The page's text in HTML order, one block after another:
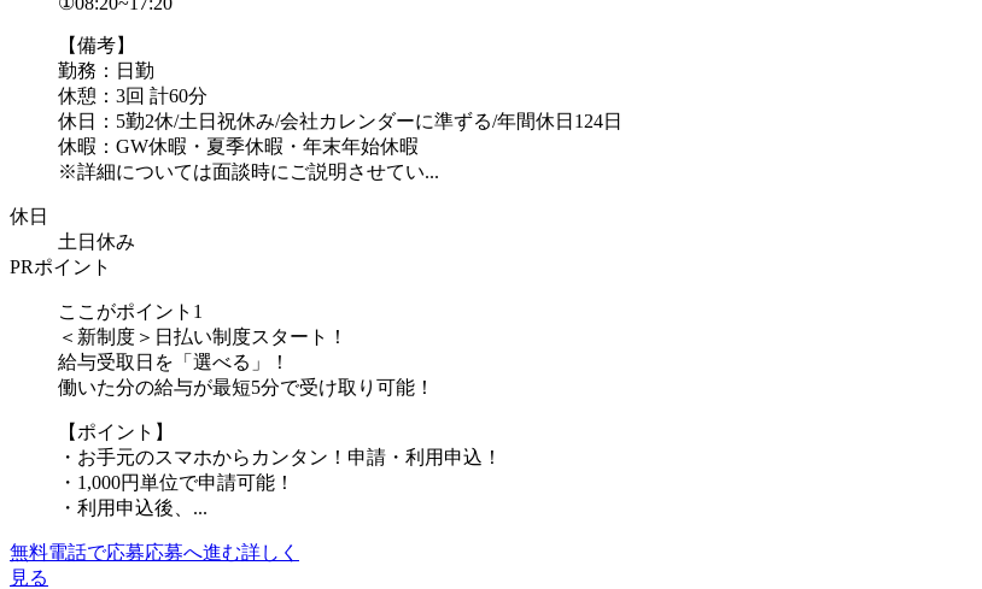
【備考】
勤務：日勤
休憩：3回 計60分
休日：5勤2休/土日祝休み/会社カレンダーに準ずる/年間休日124日
休暇：GW休暇・夏季休暇・年末年始休暇
※詳細については面談時にご説明させてい...
休日
土日休み
PRポイント
ここがポイント1
＜新制度＞日払い制度スタート！
給与受取日を「選べる」！
働いた分の給与が最短5分で受け取り可能！
【ポイント】
・お手元のスマホからカンタン！申請・利用申込！
・1,000円単位で申請可能！
・利用申込後、...
無料電話で応募応募へ進む詳しく
見る